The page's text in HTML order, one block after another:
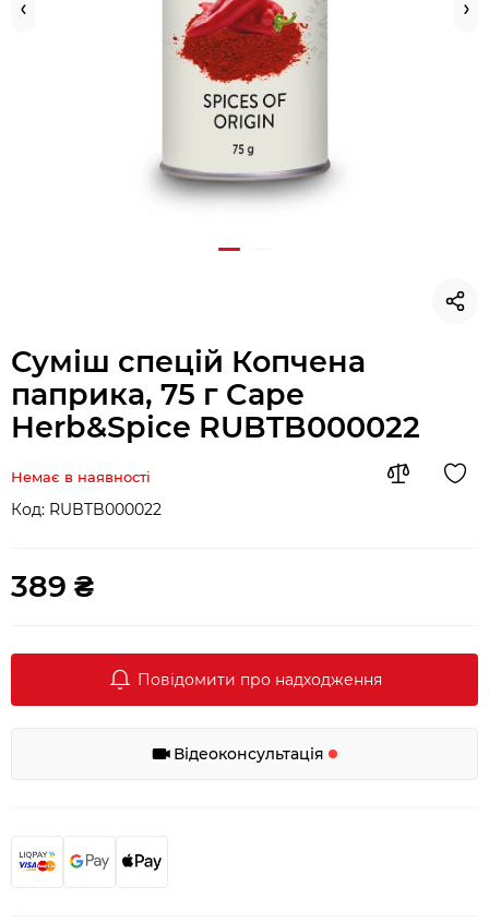
Суміш спецій Копчена
паприка, 75 г Cape
Herb&Spice RUBTB000022
Немає в наявності
Код: RUBTB000022
389 ₴
Повідомити про надходження
Відеоконсультація